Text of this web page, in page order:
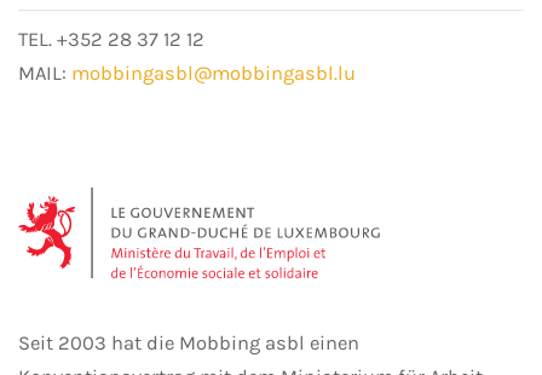
TEL. +352 28 37 12 12
MAIL: mobbingasbl@mobbingasbl.lu
Seit 2003 hat die Mobbing asbl einen